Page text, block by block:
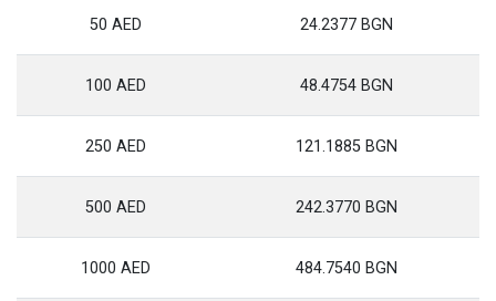
50 AED 24.2377 BGN
100 AED 48.4754 BGN
250 AED 121.1885 BGN
500 AED 242.3770 BGN
1000 AED 484.7540 BGN